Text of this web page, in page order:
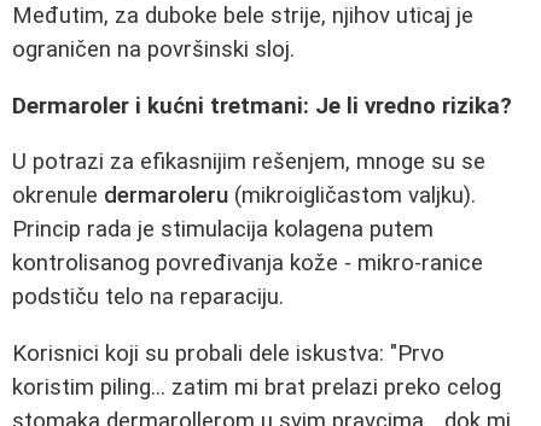
Međutim, za duboke bele strije, njihov uticaj je
ograničen na površinski sloj.
Dermaroler i kućni tretmani: Je li vredno rizika?
U potrazi za efikasnijim rešenjem, mnoge su se
okrenule dermaroleru (mikroigličastom valjku).
Princip rada je stimulacija kolagena putem
kontrolisanog povređivanja kože - mikro-ranice
podstiču telo na reparaciju.
Korisnici koji su probali dele iskustva: "Prvo
koristim piling... zatim mi brat prelazi preko celog